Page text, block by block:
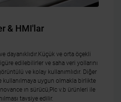
& HMI'lar
dayanıklıdır.Küçük ve orta öçekli
edilebilirler ve saha veri yollarını
ve kolay kullanımlıdır. Diğer
uygun olmakla birlikte
ın sürücü,Plc v.b ürünleri ile
tavsiye edilir.